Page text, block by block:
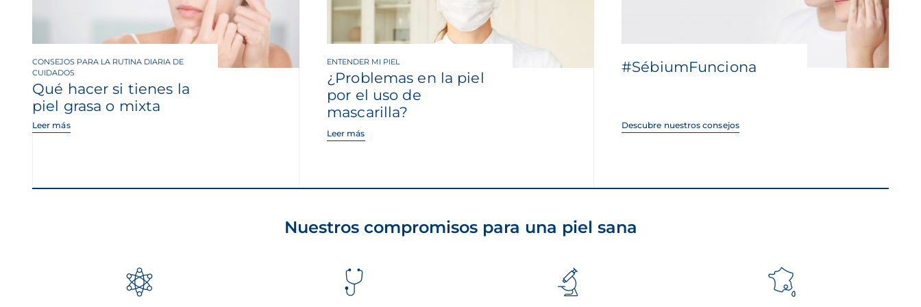
CONSEJOS PARA LA RUTINA DIARIA DE
CUIDADOS
Qué hacer si tienes la
piel grasa o mixta
Leer más
ENTENDER MI PIEL
¿Problemas en la piel
por el uso de
mascarilla?
Leer más
#SébiumFunciona
Descubre nuestros consejos
Nuestros compromisos para una piel sana